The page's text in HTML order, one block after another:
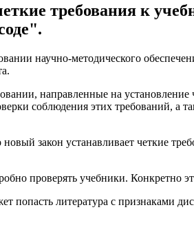
требования к
научно-методического
направленные на
соблюдения этих требований,
новый закон устанавливает четкие
проверять учебники. Конкретно
попасть литература с признаками